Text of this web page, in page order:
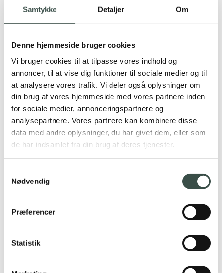
Samtykke Detaljer Om
Denne hjemmeside bruger cookies
Vi bruger cookies til at tilpasse vores indhold og
annoncer, til at vise dig funktioner til sociale medier og til
at analysere vores trafik. Vi deler også oplysninger om
din brug af vores hjemmeside med vores partnere inden
for sociale medier, annonceringspartnere og
analysepartnere. Vores partnere kan kombinere disse
data med andre oplysninger, du har givet dem, eller som
de har indsamlet fra din brug af deres tjenester.
Nødvendig
Præferencer
Statistik
Webudvikling
Serviceaftaler
Integraties
Marketing
Google Ads
SEO
Rentman
C1st pay
Om os
Karriere
Videncenter
Samarbejdspartnere
Contact
Zullen we samenwerken aan je volgende project?